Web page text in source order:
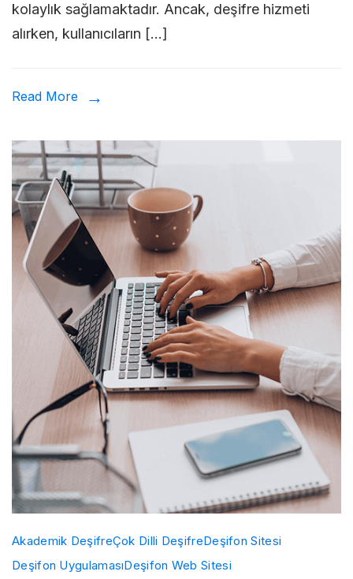
kolaylık sağlamaktadır. Ancak, deşifre hizmeti
alırken, kullanıcıların […]
Read More
Akademik DeşifreÇok Dilli DeşifreDeşifon Sitesi
Deşifon UygulamasıDeşifon Web Sitesi